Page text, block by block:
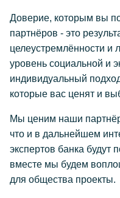
Доверие, которым вы
партнёров - это
целеустремлённости и
уровень социальной и
индивидуальный
которые вас ценят и
Мы ценим наши
что и в дальнейшем
экспертов банка будут
вместе мы будем
для общества проекты.